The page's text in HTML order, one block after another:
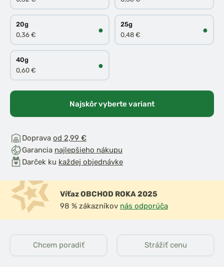
20g
0,36 €
●
25g
0,48 €
●
40g
0,60 €
●
Najskôr vyberte variant
Doprava od 2,99 €
Garancia najlepšieho nákupu
Darček ku každej objednávke
Víťaz OBCHOD ROKA 2025
98 % zákazníkov nás odporúča
Chcem poradiť Strážiť cenu